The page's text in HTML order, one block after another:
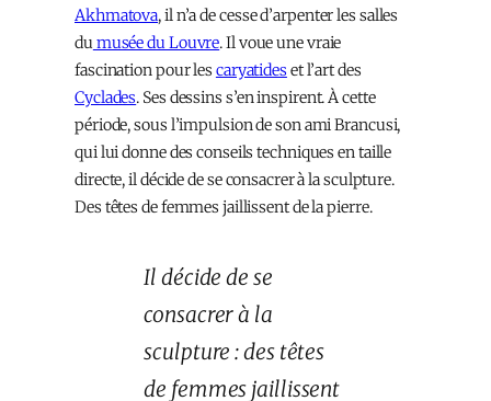
Akhmatova, il n’a de cesse d’arpenter les salles
dumusée du Louvre. Il voue une vraie
fascination pour les caryatides et l’art des
Cyclades. Ses dessins s’en inspirent. À cette
période, sous l’impulsion de son ami Brancusi,
qui lui donne des conseils techniques en taille
directe, il décide de se consacrer à la sculpture.
Des têtes de femmes jaillissent de la pierre.
Il décide de se
consacrer à la
sculpture : des têtes
de femmes jaillissent